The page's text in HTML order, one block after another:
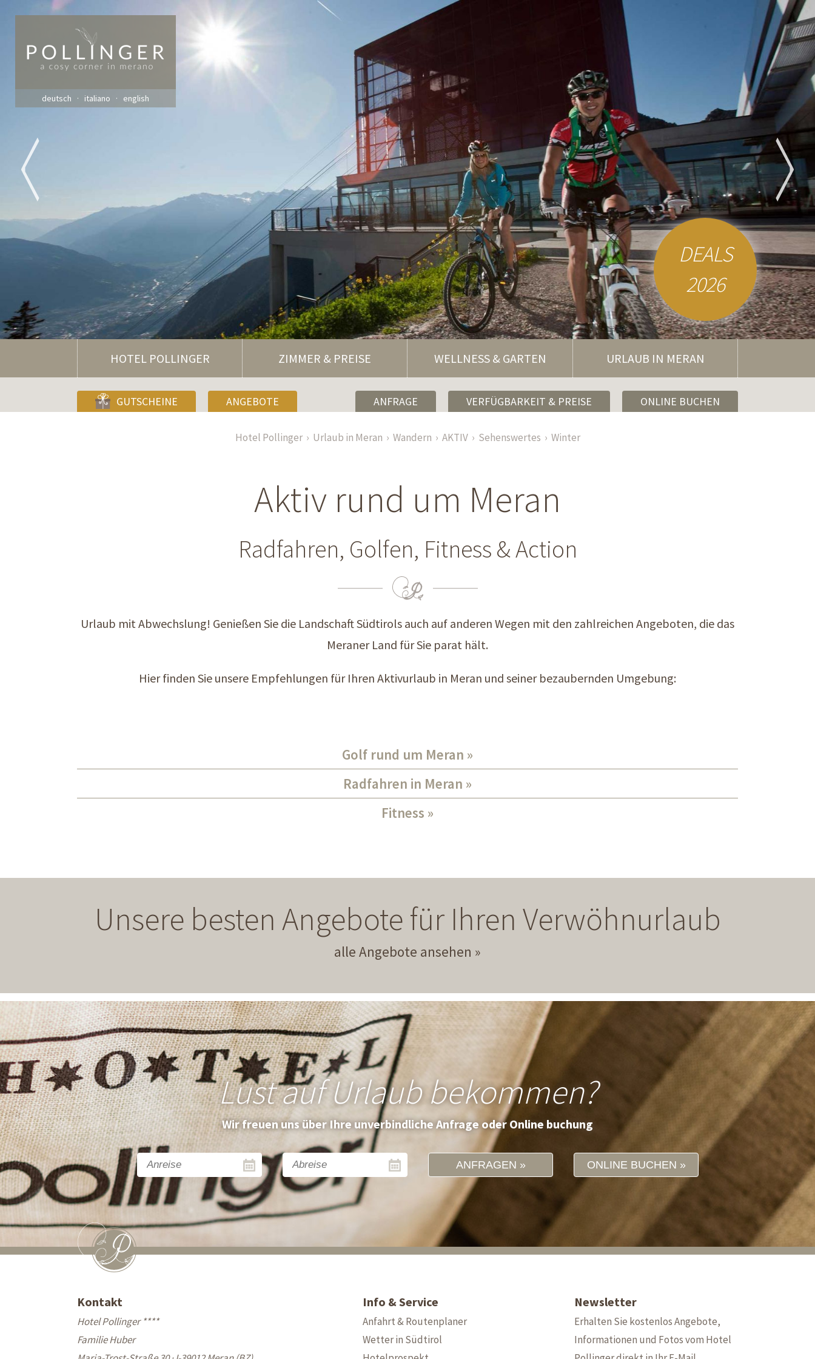
deutsch italiano english
DEALS
2026
HOTEL POLLINGER ZIMMER & PREISE WELLNESS & GARTEN URLAUB IN MERAN
GUTSCHEINE ANGEBOTE ONLINE BUCHEN
VERFÜGBARKEIT & PREISE
ANFRAGE
Hotel Pollinger Urlaub in Meran Wandern AKTIV Sehenswertes Winter
Aktiv rund um Meran
Radfahren, Golfen, Fitness & Action
Urlaub mit Abwechslung! Genießen Sie die Landschaft Südtirols auch auf anderen Wegen mit den zahlreichen Angeboten, die das
Meraner Land für Sie parat hält.
Hier finden Sie unsere Empfehlungen für Ihren Aktivurlaub in Meran und seiner bezaubernden Umgebung:
Golf rund um Meran
Radfahren in Meran
Fitness
Unsere besten Angebote für Ihren Verwöhnurlaub
alle Angebote ansehen
Lust auf Urlaub bekommen?
Wir freuen uns über Ihre unverbindliche Anfrage oder Online buchung
ANFRAGEN ONLINE BUCHEN
Kontakt
Hotel Pollinger ****
Familie Huber
Info & Service
Anfahrt & Routenplaner
Wetter in Südtirol
Newsletter
Erhalten Sie kostenlos Angebote,
Informationen und Fotos vom Hotel